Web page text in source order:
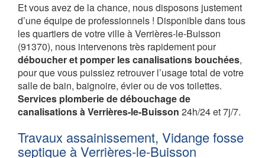
Et vous avez de la chance, nous disposons justement
d’une équipe de professionnels ! Disponible dans tous
les quartiers de votre ville à Verrières-le-Buisson
(91370), nous intervenons très rapidement pour
déboucher et pomper les canalisations bouchées,
pour que vous puissiez retrouver l’usage total de votre
salle de bain, baignoire, évier ou de vos toilettes.
Services plomberie de débouchage de
canalisations à Verrières-le-Buisson 24h/24 et 7j/7.
Travaux assainissement, Vidange fosse
septique à Verrières-le-Buisson